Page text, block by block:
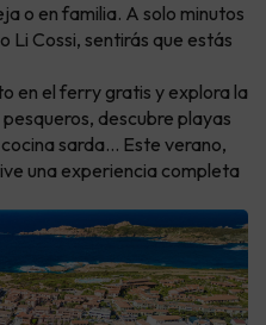
o en familia. A solo minutos
Li Cossi, sentirás que estás
en el ferry gratis y explora la
descubre playas
sarda… Este verano,
una experiencia completa